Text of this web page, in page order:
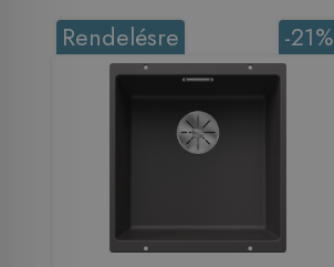
-21%
Rendelésre